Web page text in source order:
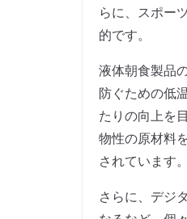
らに、スポー
的です。
液体朝食製品
防ぐための低
たりの向上を
物性の原材料
されています。
さらに、デジ